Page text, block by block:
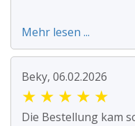
Mehr lesen ...
Beky, 06.02.2026
★ ★ ★ ★ ★
Die Bestellung kam